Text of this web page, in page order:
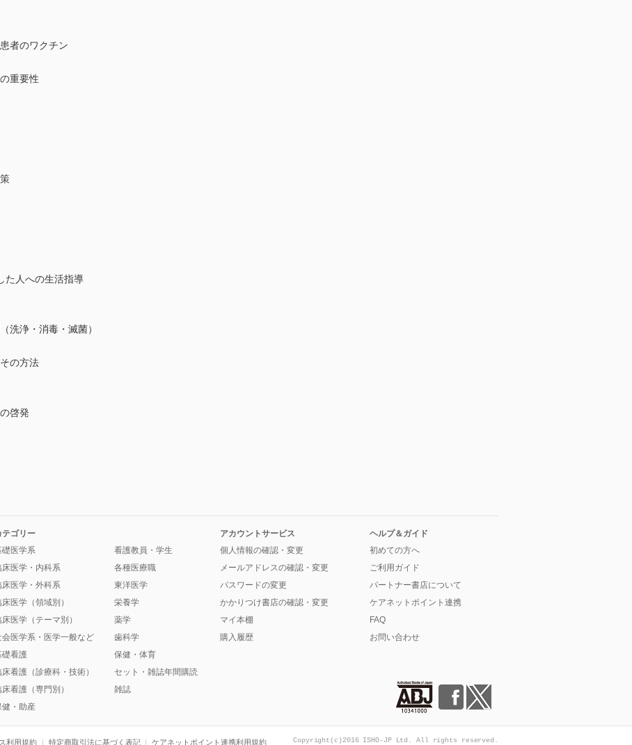
者のワクチン
重要性
た人への生活指導
浄・消毒・滅菌）
その方法
啓発
テゴリー
礎医学系
床医学・内科系
床医学・外科系
床医学（領域別）
床医学（テーマ別）
会医学系・医学一般など
礎看護
床看護（診療科・技術）
床看護（専門別）
健・助産
看護教員・学生
各種医療職
東洋医学
栄養学
薬学
歯科学
保健・体育
セット・雑誌年間購読
雑誌
アカウントサービス
個人情報の確認・変更
メールアドレスの確認・変更
パスワードの変更
かかりつけ書店の確認・変更
マイ本棚
購入履歴
ヘルプ＆ガイド
初めての方へ
ご利用ガイド
パートナー書店について
ケアネットポイント連携
FAQ
お問い合わせ
利用規約 特定商取引法に基づく表記 ケアネットポイント連携利用規約 Copyright(c)2016 ISHO-JP Ltd. All rights reserved.